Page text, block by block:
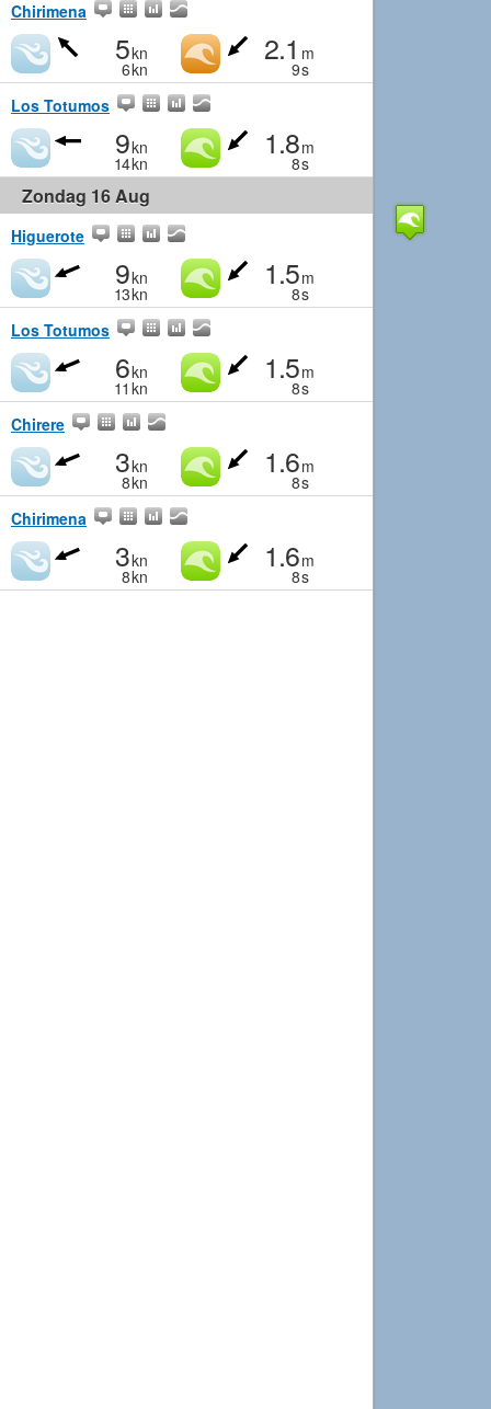
Chirimena
5kn
6kn
2.1 m
9s
Los Totumos
9kn
14kn
1.8m
8s
Zondag 16 Aug
Higuerote
9kn
13kn
1.5m
8s
Los Totumos
6kn
11 kn
1.5m
8s
Chirere
3kn
8kn
1.6m
8s
Chirimena
3kn
8kn
1.6m
8s